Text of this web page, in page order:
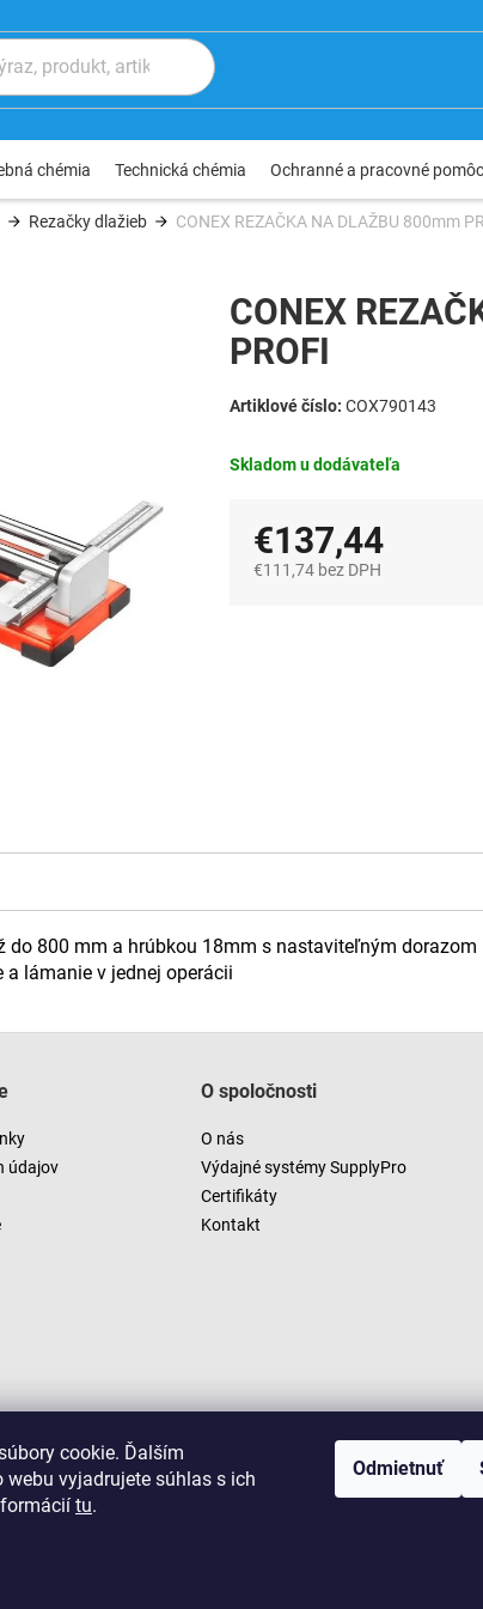
cookie. Ďalším
vyjadrujete súhlas s ich
tu.
Odmietnuť
chémia Technická chémia Ochranné a pracovné
Rezačky dlažieb CONEX REZAČKA NA DLAŽBU 800mm
Skladom u dodávateľa
CONEX
PROFI
COX790143
€137,44
€111,74 bez DPH
800 mm a hrúbkou 18mm s nastaviteľným
lámanie v jednej operácii
údajov
O spoločnosti
O nás
Výdajné systémy SupplyPro
Certifikáty
Kontakt